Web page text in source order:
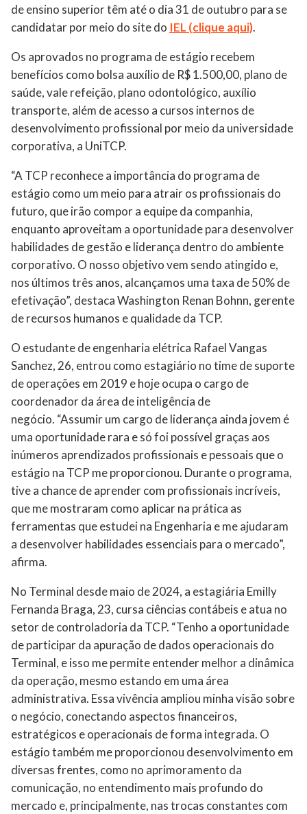
de ensino superior têm até o dia 31 de outubro para se
candidatar por meio do site do IEL (clique aqui).
Os aprovados no programa de estágio recebem
benefícios como bolsa auxílio de R$ 1.500,00, plano de
saúde, vale refeição, plano odontológico, auxílio
transporte, além de acesso a cursos internos de
desenvolvimento profissional por meio da universidade
corporativa, a UniTCP.
“A TCP reconhece a importância do programa de
estágio como um meio para atrair os profissionais do
futuro, que irão compor a equipe da companhia,
enquanto aproveitam a oportunidade para desenvolver
habilidades de gestão e liderança dentro do ambiente
corporativo. O nosso objetivo vem sendo atingido e,
nos últimos três anos, alcançamos uma taxa de 50% de
efetivação”, destaca Washington Renan Bohnn, gerente
de recursos humanos e qualidade da TCP.
O estudante de engenharia elétrica Rafael Vangas
Sanchez, 26, entrou como estagiário no time de suporte
de operações em 2019 e hoje ocupa o cargo de
coordenador da área de inteligência de
negócio. “Assumir um cargo de liderança ainda jovem é
uma oportunidade rara e só foi possível graças aos
inúmeros aprendizados profissionais e pessoais que o
estágio na TCP me proporcionou. Durante o programa,
tive a chance de aprender com profissionais incríveis,
que me mostraram como aplicar na prática as
ferramentas que estudei na Engenharia e me ajudaram
a desenvolver habilidades essenciais para o mercado”,
afirma.
No Terminal desde maio de 2024, a estagiária Emilly
Fernanda Braga, 23, cursa ciências contábeis e atua no
setor de controladoria da TCP. “Tenho a oportunidade
de participar da apuração de dados operacionais do
Terminal, e isso me permite entender melhor a dinâmica
da operação, mesmo estando em uma área
administrativa. Essa vivência ampliou minha visão sobre
o negócio, conectando aspectos financeiros,
estratégicos e operacionais de forma integrada. O
estágio também me proporcionou desenvolvimento em
diversas frentes, como no aprimoramento da
comunicação, no entendimento mais profundo do
mercado e, principalmente, nas trocas constantes com